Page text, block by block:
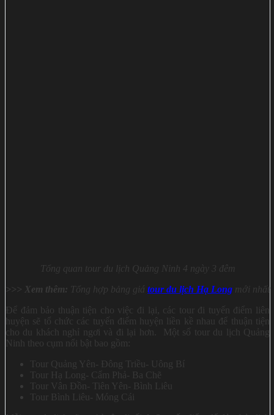
Tổng quan tour du lịch Quảng Ninh 4 ngày 3 đêm
>>> Xem thêm: Tổng hợp bảng giá tour du lịch Hạ Long mới nhất
Để đảm bảo thuận tiện cho việc đi lại, các tour đi tuyến điểm liên
huyện sẽ tổ chức các tuyến điểm huyện liền kề nhau để thuận tiện
cho du khách nghỉ ngơi và đi lại hơn. Một số tour du lịch Quảng
Ninh theo cụm nổi bật bao gồm:
Tour Quảng Yên- Đông Triều- Uông Bí
Tour Hạ Long- Cẩm Phả- Ba Chẽ
Tour Vân Đồn- Tiên Yên- Bình Liêu
Tour Bình Liêu- Móng Cái